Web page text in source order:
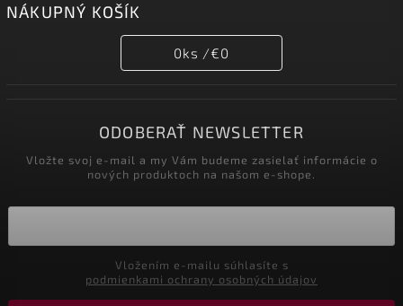
NÁKUPNÝ KOŠÍK
0ks /€0
ODOBERAŤ NEWSLETTER
Vložte svoj e-mail a my Vám budeme zasielať informácie o
nových produktoch na našom e-shope.
podmienkami ochrany osobných údajov